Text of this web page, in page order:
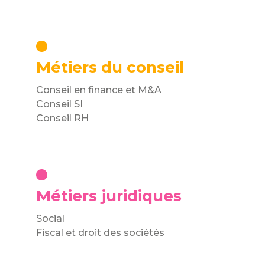
Métiers du conseil
Conseil en finance et M&A
Conseil SI
Conseil RH
Métiers juridiques
Social
Fiscal et droit des sociétés